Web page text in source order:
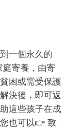
一個永久的
庭寄養，由寄
困或需受保護
決後，即可返
這些孩子在成
也可以👉 致